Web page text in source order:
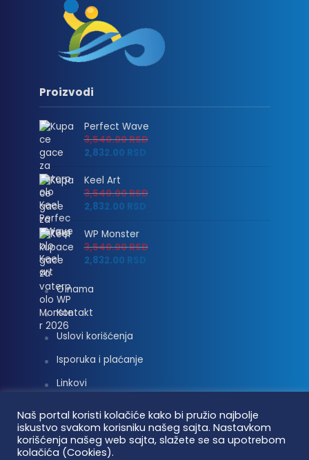
Proizvodi
Perfect Wave
3,540.00RSD
2,832.00 RSD
Keel Art
3,540.00RSD
2,832.00 RSD
WP Monster
3,540.00RSD
2,832.00 RSD
O nama
Kontakt
Uslovi korišćenja
Isporuka i plaćanje
Linkovi
Naš portal koristi kolačiće kako bi pružio najbolje
iskustvo svakom korisniku našeg sajta. Nastavkom
korišćenja našeg web sajta, slažete se sa upotrebom
kolačića (Cookies).